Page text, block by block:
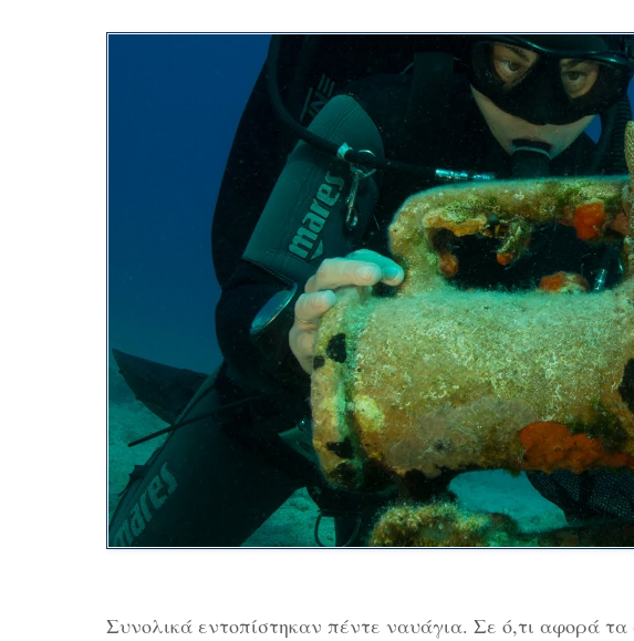
Συνολικά εντοπίστηκαν πέντε ναυάγια. Σε ό,τι αφορά